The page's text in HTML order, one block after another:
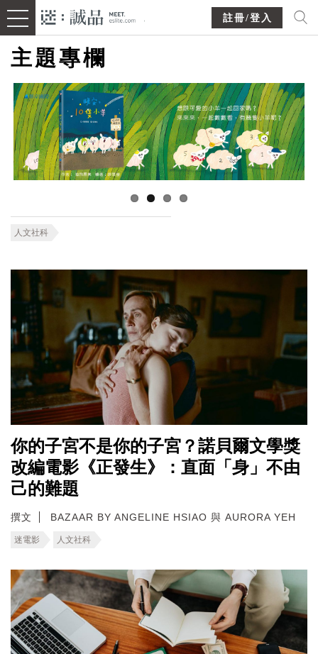
註冊/登入
主題專欄
人文社科
你的子宮不是你的子宮？諾貝爾文學獎
改編電影《正發生》：直面「身」不由
己的難題
撰文 BAZAAR BY ANGELINE HSIAO 與 AURORA YEH
迷電影 人文社科